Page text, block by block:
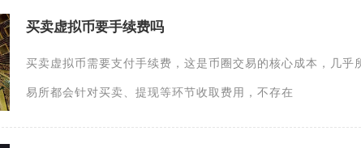
买卖虚拟币要手续费吗
买卖虚拟币需要支付手续费，这是币圈交易的核心成本，几乎
易所都会针对买卖、提现等环节收取费用，不存在